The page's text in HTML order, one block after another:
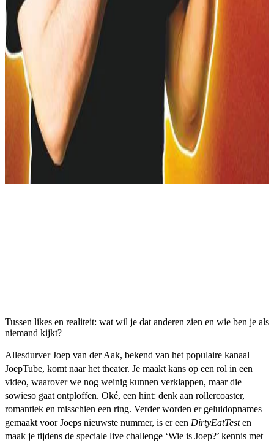
Tussen likes en realiteit: wat wil je dat anderen zien en wie ben je als
niemand kijkt?
Allesdurver Joep van der Aak, bekend van het populaire kanaal
JoepTube, komt naar het theater. Je maakt kans op een rol in een
video, waarover we nog weinig kunnen verklappen, maar die
sowieso gaat ontploffen. Oké, een hint: denk aan rollercoaster,
romantiek en misschien een ring. Verder worden er geluidopnames
gemaakt voor Joeps nieuwste nummer, is er een DirtyEatTesten
maak je tijdens de speciale live challenge ‘Wie is Joep?’ kennis met